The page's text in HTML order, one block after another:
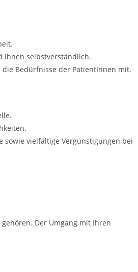
Ihnen selbstverständlich.
Bedürfnisse der PatientInnen mit.
sowie vielfältige Vergünstigungen bei
Der Umgang mit Ihren